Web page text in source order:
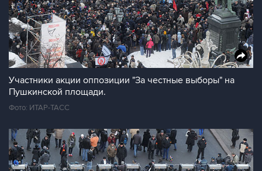
Участники акции оппозиции "За честные выборы" на
Пушкинской площади.
Фото: ИТАР-ТАСС